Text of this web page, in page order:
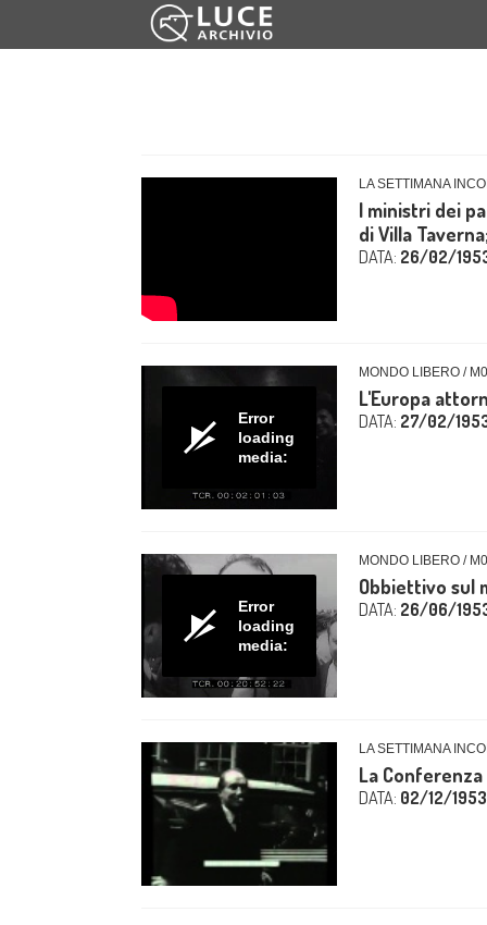
LA SETTIMANA
I ministri dei
di Villa
DATA: 26/02/
Error
loading
media:
MONDO LIBERO /
L'Europa
DATA: 27/02/
Error
loading
media:
MONDO LIBERO /
Obbiettivo sul
DATA: 26/06/
LA SETTIMANA
La Conferenza
DATA: 02/12/1953